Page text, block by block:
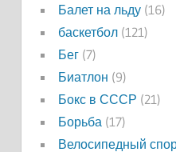
Балет на льду(16)
баскетбол(121)
Бег(7)
Биатлон (9)
Бокс в СССР (21)
Борьба (17)
Велосипедный